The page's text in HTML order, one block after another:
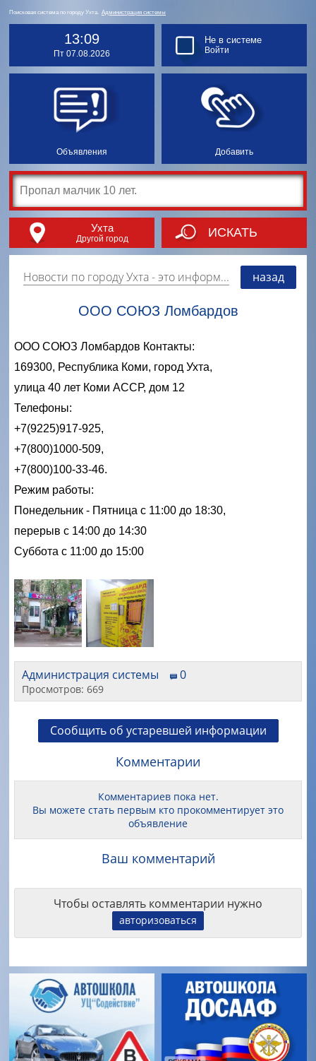
Поисковая система по городу Ухта. Администрация системы
13:09
Пт 07.08.2026
Объявления Добавить
Не в системе
Войти
Ухта
Другой город ИСКАТЬ
Новости по городу Ухта- это информация о событиях, мероприятиях и торгово-коммерческой деятельности города. Страницу наполняют платные и бесплатные объявления, имеющие функцию "поднятия вверх списка". назад
ООО СОЮЗ Ломбардов
ООО СОЮЗ Ломбардов Контакты:
169300, Республика Коми, город Ухта,
улица 40 лет Коми АССР, дом 12
Телефоны:
+7(9225)917-925,
+7(800)1000-509,
+7(800)100‑33-46.
Режим работы:
Понедельник - Пятница с 11:00 до 18:30,
перерыв с 14:00 до 14:30
Суббота с 11:00 до 15:00
Администрация системы 0
Просмотров: 669
Сообщить об устаревшей информации
Комментарии
Комментариев пока нет.
Вы можете стать первым кто прокомментирует это
объявление
Ваш комментарий
Чтобы оставлять комментарии нужно
авторизоваться